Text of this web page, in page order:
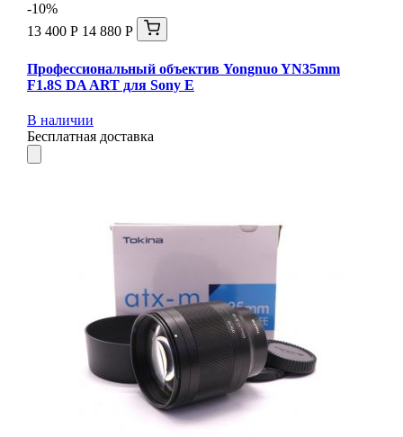
-10%
13 400 Р 14 880 Р
Профессиональный объектив Yongnuo YN35mm
F1.8S DA ART для Sony E
В наличии
Бесплатная доставка